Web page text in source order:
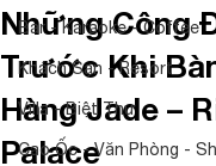
Bar - Karaoke - Coffee
Khách Sạn - Resort
Villa - Biệt Thự
Cao Ốc - Văn Phòng -
Những Công
Trước Khi
Hàng Jade –
Palace